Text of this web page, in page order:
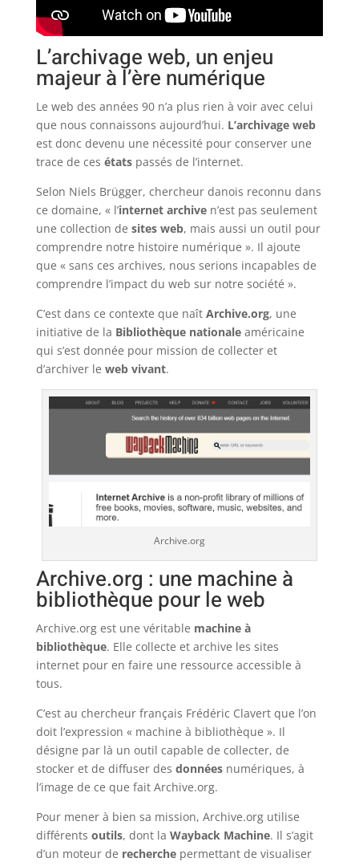
L’archivage web, un enjeu
majeur à l’ère numérique
Le web des années 90 n’a plus rien à voir avec celui
que nous connaissons aujourd’hui. L’archivage web
est donc devenu une nécessité pour conserver une
trace de ces étatspassés de l’internet.
Selon Niels Brügger, chercheur danois reconnu dans
ce domaine, « l’internet archiven’est pas seulement
une collection de sites web, mais aussi un outil pour
comprendre notre histoire numérique ». Il ajoute
que « sans ces archives, nous serions incapables de
comprendre l’impact du web sur notre société ».
C’est dans ce contexte que naît Archive.org, une
initiative de la Bibliothèque nationaleaméricaine
qui s’est donnée pour mission de collecter et
d’archiver le web vivant.
Archive.org
Archive.org : une machine à
bibliothèque pour le web
Archive.org est une véritable machine à
bibliothèque. Elle collecte et archive les sites
internet pour en faire une ressource accessible à
tous.
C’est au chercheur français Frédéric Clavert que l’on
doit l’expression « machine à bibliothèque ». Il
désigne par là un outil capable de collecter, de
stocker et de diffuser des donnéesnumériques, à
l’image de ce que fait Archive.org.
Pour mener à bien sa mission, Archive.org utilise
différents outils, dont la Wayback Machine. Il s’agit
d’un moteur de recherchepermettant de visualiser